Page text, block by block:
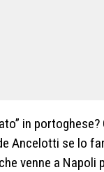
in
Ancelotti se lo
venne a